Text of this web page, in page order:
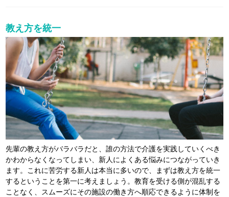
教え方を統一
先輩の教え方がバラバラだと、誰の方法で介護を実践していくべき
かわからなくなってしまい、新人によくある悩みにつながっていき
ます。これに苦労する新人は本当に多いので、まずは教え方を統一
するということを第一に考えましょう。教育を受ける側が混乱する
ことなく、スムーズにその施設の働き方へ順応できるように体制を